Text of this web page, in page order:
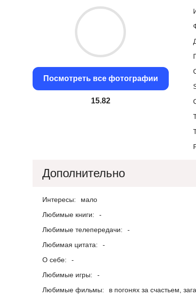
Посмотреть все фотографии
15.09
Дополнительно
Интересы:
мало
Любимые книги:
-
Любимые телепередачи:
-
Любимая цитата:
-
О себе:
-
Любимые игры:
-
Любимые фильмы:
в погонях за счастьем,